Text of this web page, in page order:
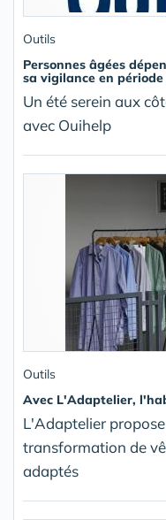
Outils
Personnes âgées
sa vigilance en
Un été serein aux
avec Ouihelp
Outils
Avec L'Adaptelier,
L'Adaptelier
transformation de
adaptés